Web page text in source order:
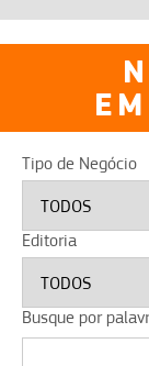
Tipo de Negócio
Editoria
Busque por